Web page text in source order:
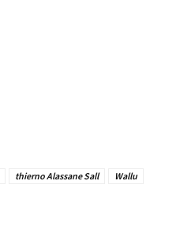
thierno Alassane Sall
Wallu